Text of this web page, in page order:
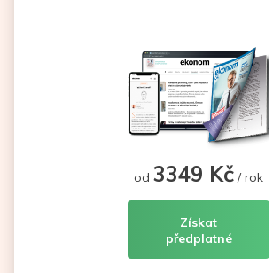
od 3349 Kč / rok
Získat
předplatné